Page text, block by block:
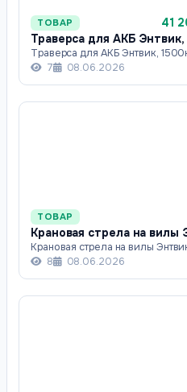
ТОВАР
41
Траверса для АКБ Энтвик,
Траверса для АКБ Энтвик,
7
08.06.2026
ТОВАР
Крановая стрела на вилы
Крановая стрела на вилы
8
08.06.2026